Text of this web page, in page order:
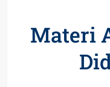
Materi